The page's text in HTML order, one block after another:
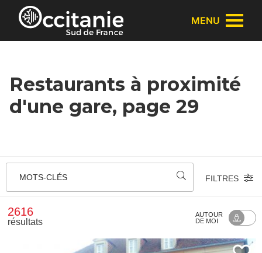
Panneau de gestion des cookies
MENU
Restaurants à proximité
d'une gare, page 29
MOTS-CLÉS FILTRES
2616
résultats
AUTOUR
DE MOI